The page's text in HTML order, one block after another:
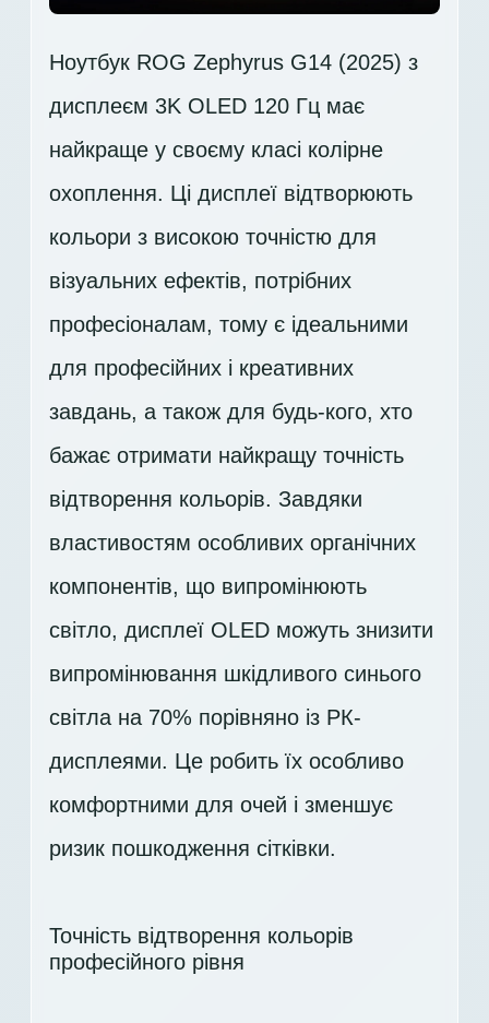
Ноутбук ROG Zephyrus G14 (2025) з
дисплеєм 3K OLED 120 Гц має
найкраще у своєму класі колірне
охоплення. Ці дисплеї відтворюють
кольори з високою точністю для
візуальних ефектів, потрібних
професіоналам, тому є ідеальними
для професійних і креативних
завдань, а також для будь-кого, хто
бажає отримати найкращу точність
відтворення кольорів. Завдяки
властивостям особливих органічних
компонентів, що випромінюють
світло, дисплеї OLED можуть знизити
випромінювання шкідливого синього
світла на 70% порівняно із РК-
дисплеями. Це робить їх особливо
комфортними для очей і зменшує
ризик пошкодження сітківки.
Точність відтворення кольорів
професійного рівня